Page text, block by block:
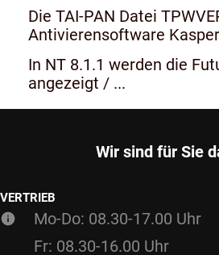
Die TAI-PAN Datei
Antivierensoftware
In NT 8.1.1 werden die
angezeigt / ...
Wir sind für Sie
VERTRIEB
Mo-Do: 08.30-17.00 Uhr
Fr: 08.30-16.00 Uhr